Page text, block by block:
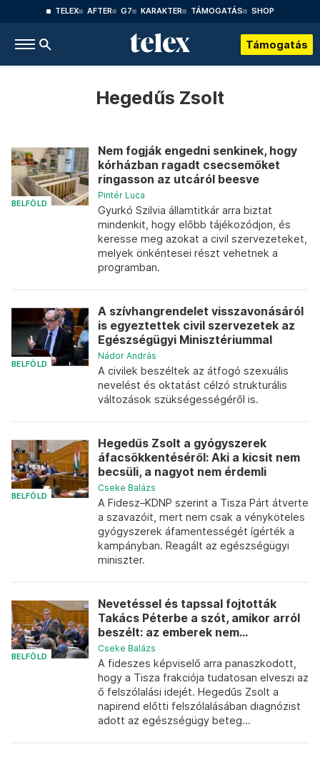
TELEX AFTER G7 KARAKTER TÁMOGATÁS SHOP
Támogatás
Hegedűs Zsolt
BELFÖLD
Nem fogják engedni senkinek, hogy
kórházban ragadt csecsemőket
ringasson az utcáról beesve
Pintér Luca
Gyurkó Szilvia államtitkár arra biztat
mindenkit, hogy előbb tájékozódjon, és
keresse meg azokat a civil szervezeteket,
melyek önkéntesei részt vehetnek a
programban.
BELFÖLD
A szívhangrendelet visszavonásáról
is egyeztettek civil szervezetek az
Egészségügyi Minisztériummal
Nádor András
A civilek beszéltek az átfogó szexuális
nevelést és oktatást célzó strukturális
változások szükségességéről is.
BELFÖLD
Hegedűs Zsolt a gyógyszerek
áfacsökkentéséről: Aki a kicsit nem
becsüli, a nagyot nem érdemli
Cseke Balázs
A Fidesz–KDNP szerint a Tisza Párt átverte
a szavazóit, mert nem csak a vényköteles
gyógyszerek áfamentességét ígérték a
kampányban. Reagált az egészségügyi
miniszter.
BELFÖLD
Nevetéssel és tapssal fojtották
Takács Péterbe a szót, amikor arról
beszélt: az emberek nem...
Cseke Balázs
A fideszes képviselő arra panaszkodott,
hogy a Tisza frakciója tudatosan elveszi az
ő felszólalási idejét. Hegedűs Zsolt a
napirend előtti felszólalásában diagnózist
adott az egészségügy beteg...